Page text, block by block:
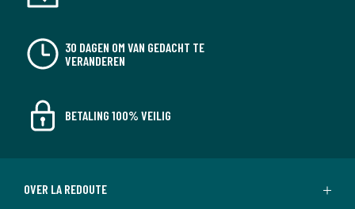
30 DAGEN OM VAN GEDACHT TE
VERANDEREN
BETALING 100% VEILIG
OVER LA REDOUTE